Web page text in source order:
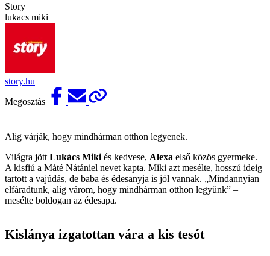
Story
lukacs miki
story.hu
Megosztás
Alig várják, hogy mindhárman otthon legyenek.
Világra jött Lukács Miki és kedvese, Alexa első közös gyermeke.
A kisfiú a Máté Nátániel nevet kapta. Miki azt mesélte, hosszú ideig
tartott a vajúdás, de baba és édesanyja is jól vannak. „Mindannyian
elfáradtunk, alig várom, hogy mindhárman otthon legyünk” –
mesélte boldogan az édesapa.
Kislánya izgatottan vára a kis tesót